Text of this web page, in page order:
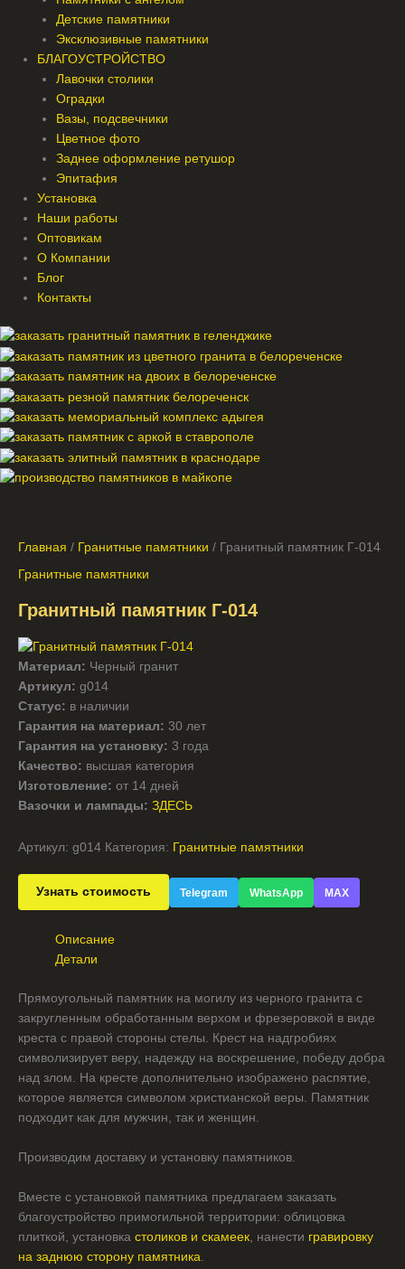
Детские памятники
Эксклюзивные памятники
БЛАГОУСТРОЙСТВО
Лавочки столики
Оградки
Вазы, подсвечники
Цветное фото
Заднее оформление ретушор
Эпитафия
Установка
Наши работы
Оптовикам
О Компании
Блог
Контакты
Главная / Гранитные памятники / Гранитный памятник Г-014
Гранитные памятники
Гранитный памятник Г-014
Материал: Черный гранит
Артикул: g014
Статус: в наличии
Гарантия на материал: 30 лет
Гарантия на установку: 3 года
Качество: высшая категория
Изготовление: от 14 дней
Вазочки и лампады: ЗДЕСЬ
Артикул: g014 Категория: Гранитные памятники
Узнать стоимость Telegram WhatsApp MAX
Описание
Детали
Прямоугольный памятник на могилу из черного гранита с
закругленным обработанным верхом и фрезеровкой в виде
креста с правой стороны стелы. Крест на надгробиях
символизирует веру, надежду на воскрешение, победу добра
над злом. На кресте дополнительно изображено распятие,
которое является символом христианской веры. Памятник
подходит как для мужчин, так и женщин.
Производим доставку и установку памятников.
Вместе с установкой памятника предлагаем заказать
благоустройство примогильной территории: облицовка
плиткой, установка столиков и скамеек , нанести гравировку
на заднюю сторону памятника